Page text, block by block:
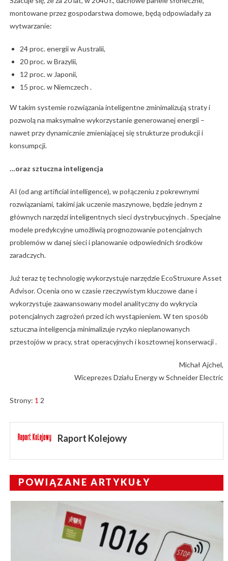
montowane przez gospodarstwa domowe, będą odpowiadały za
wytwarzanie:
24 proc. energii w Australii,
20 proc. w Brazylii,
12 proc. w Japonii,
15 proc. w Niemczech .
W takim systemie rozwiązania inteligentne zminimalizują straty i
pozwolą na maksymalne wykorzystanie generowanej energii –
nawet przy dynamicznie zmieniającej się strukturze produkcji i
konsumpcji.
…oraz sztuczna inteligencja
AI (od ang artificial intelligence), w połączeniu z pokrewnymi
rozwiązaniami, takimi jak uczenie maszynowe, będzie jednym z
głównych narzędzi inteligentnych sieci dystrybucyjnych . Specjalne
modele predykcyjne umożliwią prognozowanie potencjalnych
problemów w danej sieci i planowanie odpowiednich środków
zaradczych.
Już teraz tę technologię wykorzystuje narzędzie EcoStruxure Asset
Advisor. Ocenia ono w czasie rzeczywistym kluczowe dane i
wykorzystuje zaawansowany model analityczny do wykrycia
potencjalnych zagrożeń przed ich wystąpieniem. W ten sposób
sztuczna inteligencja minimalizuje ryzyko nieplanowanych
przestojów w pracy, strat operacyjnych i kosztownej konserwacji .
Michał Ajchel,
Wiceprezes Działu Energy w Schneider Electric
Strony: 1 2
Raport Kolejowy
POWIĄZANE ARTYKUŁY